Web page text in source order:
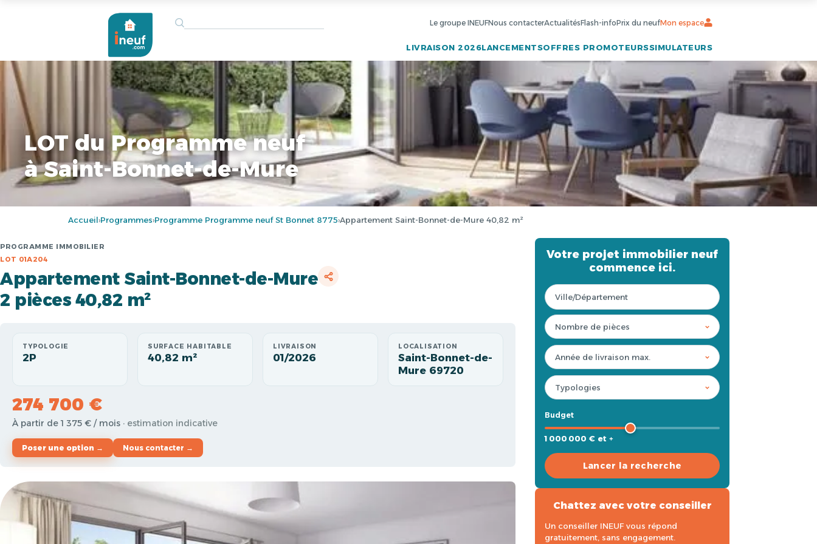
Le groupe INEUFNous contacterActualitésFlash-infoPrix du neufMon espace
LIVRAISON 2026LANCEMENTSOFFRES PROMOTEURSSIMULATEURS
LOT du Programme neuf
à Saint-Bonnet-de-Mure
Accueil›Programmes›Programme Programme neuf St Bonnet 8775›Appartement Saint-Bonnet-de-Mure 40,82 m²
PROGRAMME IMMOBILIER
LOT 01A204
Appartement Saint-Bonnet-de-Mure
2 pièces 40,82 m²
TYPOLOGIE
2P
SURFACE HABITABLE
40,82 m²
LIVRAISON
01/2026
LOCALISATION
Saint-Bonnet-de-
Mure 69720
274 700 €
À partir de 1 375 € / mois · estimation indicative
Poser une option → Nous contacter →
Votre projet immobilier neuf
commence ici.
Budget
1 000 000 € et +
Lancer la recherche
Chattez avec votre conseiller
Un conseiller INEUF vous répond
gratuitement, sans engagement.